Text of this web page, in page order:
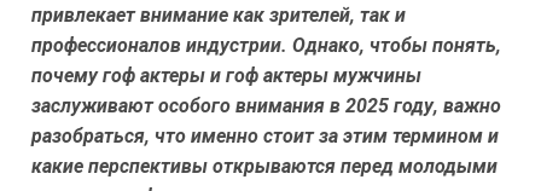
привлекает внимание как зрителей, так и
профессионалов индустрии. Однако, чтобы понять,
почему гоф актеры и гоф актеры мужчины
заслуживают особого внимания в 2025 году, важно
разобраться, что именно стоит за этим термином и
какие перспективы открываются перед молодыми